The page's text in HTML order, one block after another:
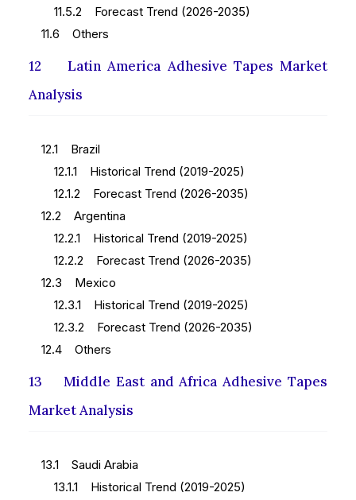
11.5.2 Forecast Trend (2026-2035)
11.6 Others
12 Latin America Adhesive Tapes Market
Analysis
12.1 Brazil
12.1.1 Historical Trend (2019-2025)
12.1.2 Forecast Trend (2026-2035)
12.2 Argentina
12.2.1 Historical Trend (2019-2025)
12.2.2 Forecast Trend (2026-2035)
12.3 Mexico
12.3.1 Historical Trend (2019-2025)
12.3.2 Forecast Trend (2026-2035)
12.4 Others
13 Middle East and Africa Adhesive Tapes
Market Analysis
13.1 Saudi Arabia
13.1.1 Historical Trend (2019-2025)